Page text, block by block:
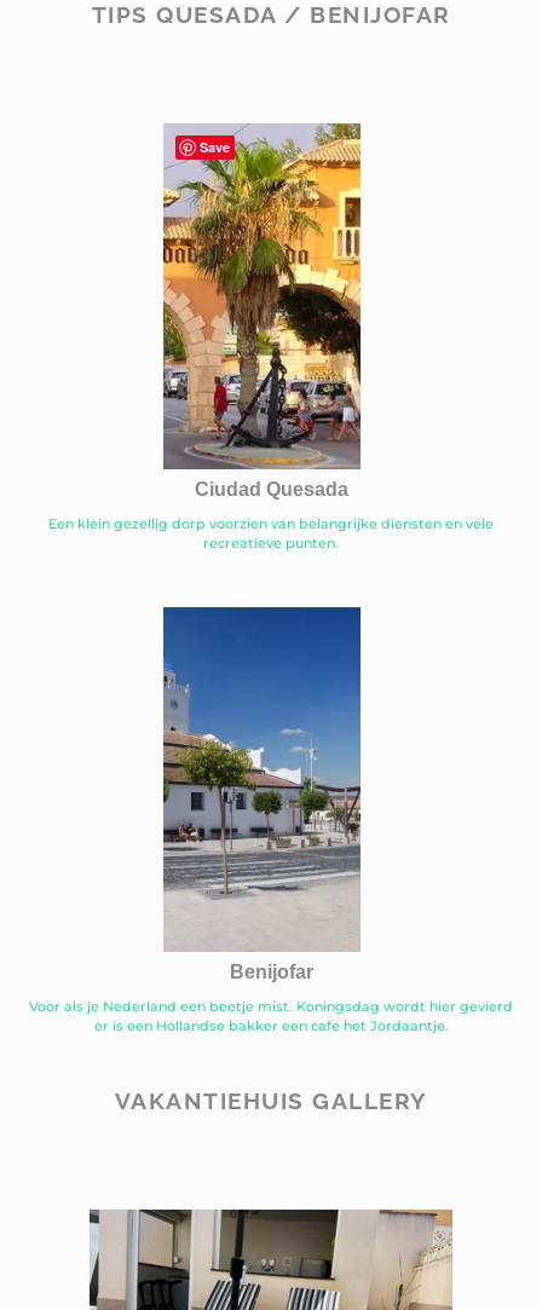
TIPS QUESADA / BENIJOFAR
Ciudad Quesada
Een klein gezellig dorp voorzien van belangrijke diensten en vele
recreatieve punten.
Benijofar
Voor als je Nederland een beetje mist. Koningsdag wordt hier gevierd
er is een Hollandse bakker een cafe het Jordaantje.
VAKANTIEHUIS GALLERY
Save